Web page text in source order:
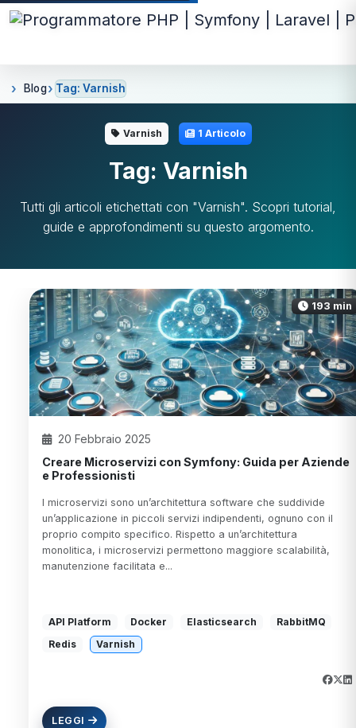
Blog Tag: Varnish
Varnish 1 Articolo
Tag: Varnish
Tutti gli articoli etichettati con "Varnish". Scopri tutorial,
guide e approfondimenti su questo argomento.
193 min
20 Febbraio 2025
Creare Microservizi con Symfony: Guida per Aziende
e Professionisti
I microservizi sono un’architettura software che suddivide
un’applicazione in piccoli servizi indipendenti, ognuno con il
proprio compito specifico. Rispetto a un’architettura
monolitica, i microservizi permettono maggiore scalabilità,
manutenzione facilitata e...
API Platform Docker Elasticsearch
RabbitMQ
Redis
Varnish
LEGGI